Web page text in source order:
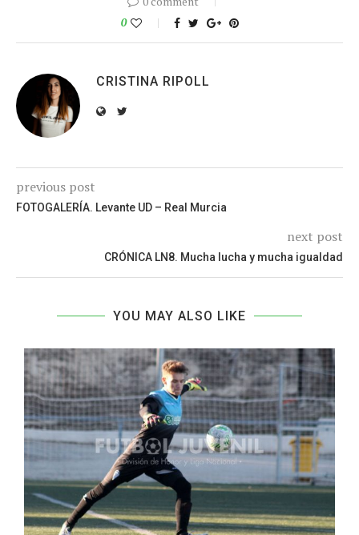
0
CRISTINA RIPOLL
previous post
FOTOGALERÍA. Levante UD – Real Murcia
next post
CRÓNICA LN8. Mucha lucha y mucha igualdad
YOU MAY ALSO LIKE